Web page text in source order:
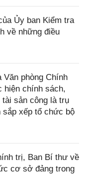
Ủy ban Kiểm tra
về những điều
Văn phòng Chính
hiện chính sách,
sản công là trụ
xếp tổ chức bộ
trị, Ban Bí thư về
cơ sở đảng trong